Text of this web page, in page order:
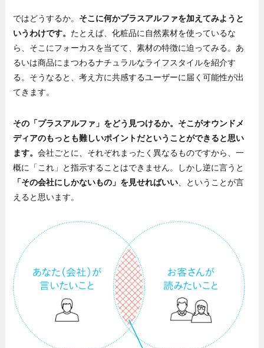
ではどうするか。 そこに何かプラスアルファを加えてみようと
いうわけです。 たとえば、化粧品に自然素材を使っているな
ら、そこにフォーカスを当てて、素材の特徴に迫ってみる。あ
るいは商品にまつわるナチュラルなライフスタイルを紹介す
る。そうなると、考え方に共感するユーザーに届く可能性が出
てきます。
その「プラスアルファ」をどう見つけるか。そこがオウンドメ
ディアのもっとも難しいポイントだということができると思い
ます。会社ごとに、それぞれまったく異なるものですから、一
概に「これ」と指示することはできません。しかし逆に言うと
「その会社にしかないもの」を見せればいい 、ということが言
えると思います。